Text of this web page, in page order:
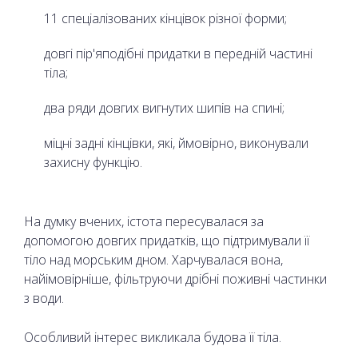
11 спеціалізованих кінцівок різної форми;
довгі пір'яподібні придатки в передній частині
тіла;
два ряди довгих вигнутих шипів на спині;
міцні задні кінцівки, які, ймовірно, виконували
захисну функцію.
На думку вчених, істота пересувалася за
допомогою довгих придатків, що підтримували її
тіло над морським дном. Харчувалася вона,
найімовірніше, фільтруючи дрібні поживні частинки
з води.
Особливий інтерес викликала будова її тіла.